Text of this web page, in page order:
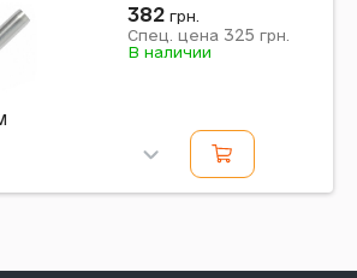
382 грн.
Спец. цена 325 грн.
В наличии